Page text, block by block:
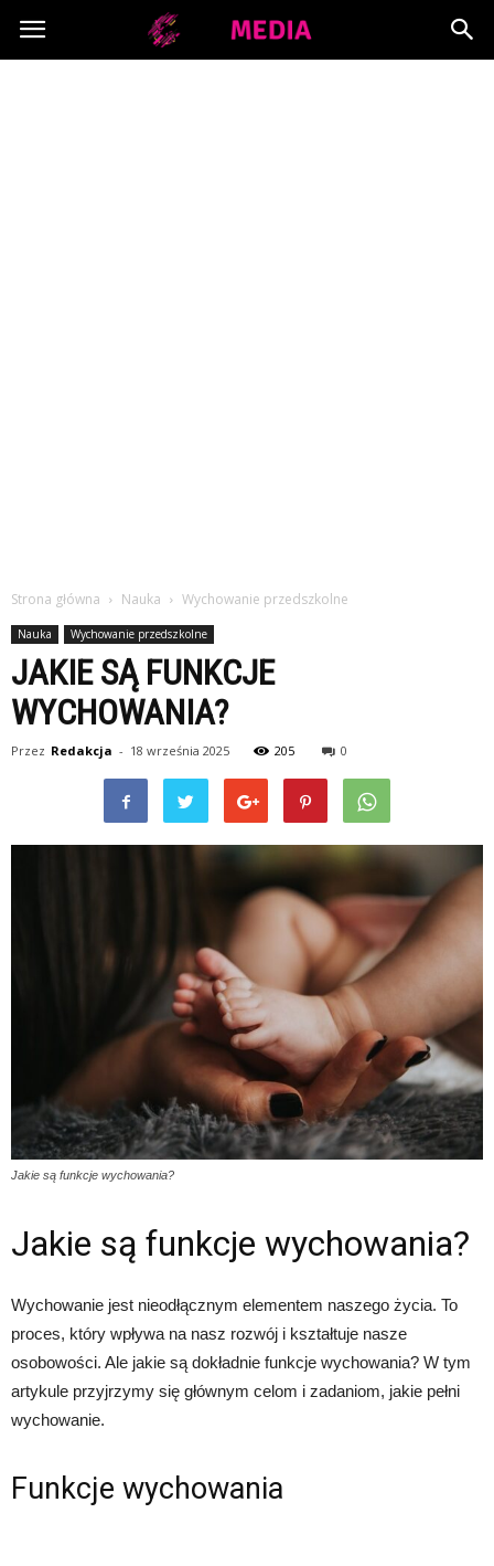
Copymedia.pl
Strona główna Nauka Wychowanie przedszkolne
Nauka Wychowanie przedszkolne
JAKIE SĄ FUNKCJE
WYCHOWANIA?
Przez Redakcja - 18 września 2025 205 0
Jakie są funkcje wychowania?
Jakie są funkcje wychowania?
Wychowanie jest nieodłącznym elementem naszego życia. To
proces, który wpływa na nasz rozwój i kształtuje nasze
osobowości. Ale jakie są dokładnie funkcje wychowania? W tym
artykule przyjrzymy się głównym celom i zadaniom, jakie pełni
wychowanie.
Funkcje wychowania